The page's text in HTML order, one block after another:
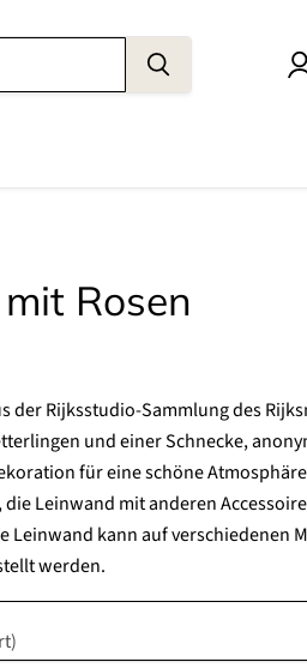
Rosen
der Rijksstudio-Sammlung des
und einer Schnecke,
für eine schöne
Leinwand mit anderen
Leinwand kann auf verschiedenen
werden.